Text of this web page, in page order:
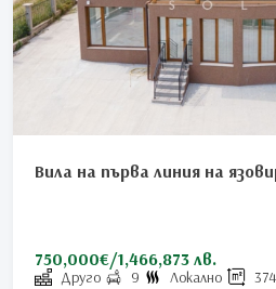
Вила на първа линия на
750,000€/1,466,873 лв.
Друго 9 Локално 374